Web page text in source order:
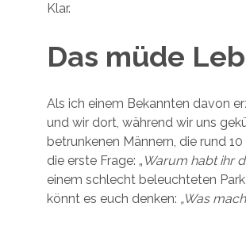
Klar.
Das müde
Als ich einem Bekannten davon
und wir dort, während wir uns
betrunkenen Männern, die rund
die erste Frage: „ Warum habt ihr
einem schlecht beleuchteten
könnt es euch denken: „Was